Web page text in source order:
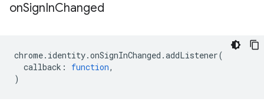
onSignInChanged
chrome. identity.onSignInChanged .addListener(
callback : function,
)